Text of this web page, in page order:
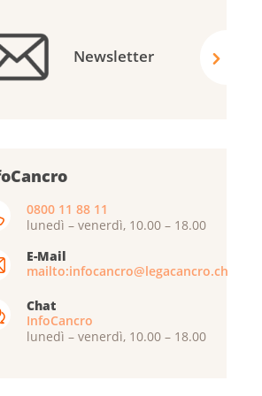
Newsletter
0800 11 88 11
lunedì – venerdì, 10.00 – 18.00
E-Mail
mailto:infocancro@legacancro.ch
Chat
InfoCancro
lunedì – venerdì, 10.00 – 18.00